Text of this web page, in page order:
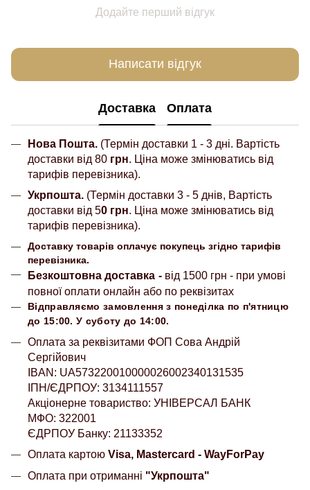
Додайте перший відгук
Написати відгук
Доставка Оплата
Нова Пошта. (Термін доставки 1 - 3 дні. Вартість
доставки від 80 грн. Ціна може змінюватись від
тарифів перевізника).
Укрпошта. (Термін доставки 3 - 5 днів, Вартість
доставки від 50 грн. Ціна може змінюватись від
тарифів перевізника).
Доставку товарів оплачує покупець згідно тарифів
перевізника.
Безкоштовна доставка - від 1500 грн - при умові
повної оплати онлайн або по реквізитах
Відправляємо замовлення з понеділка по п'ятницю
до 15:00. У суботу до 14:00.
Оплата за реквізитами ФОП Сова Андрій
Сергійович
IBAN: UA573220010000026002340131535
ІПН/ЄДРПОУ: 3134111557
Акціонерне товариство: УНІВЕРСАЛ БАНК
МФО: 322001
ЄДРПОУ Банку: 21133352
Оплата картою Visa, Mastercard - WayForPay
Оплата при отриманні "Укрпошта"